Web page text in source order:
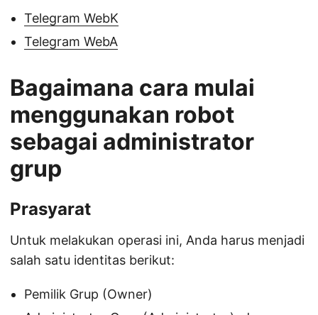
Telegram WebK
Telegram WebA
Bagaimana cara mulai
menggunakan robot
sebagai administrator
grup
Prasyarat
Untuk melakukan operasi ini, Anda harus menjadi
salah satu identitas berikut:
Pemilik Grup (Owner)